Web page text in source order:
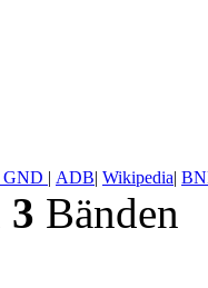
GND | ADB| Wikipedia|
3 Bänden